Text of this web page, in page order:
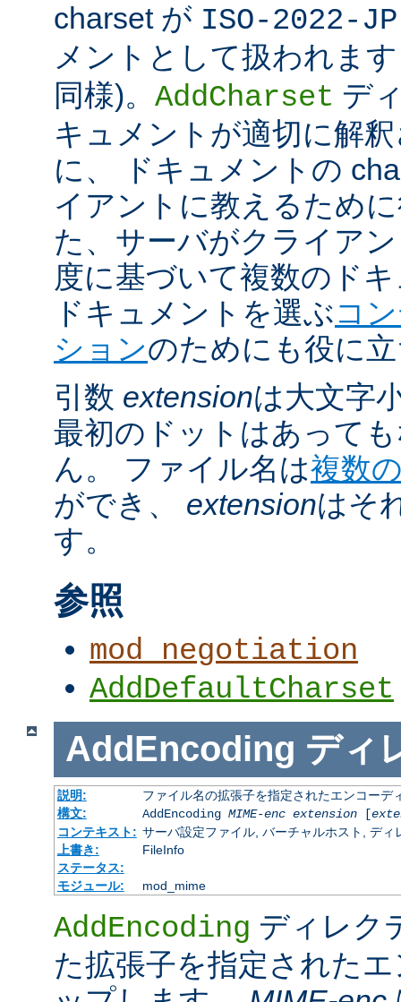
charset が ISO-2022-JP
メントとして扱われま
同様)。 AddCharset デ
キュメントが適切に解
に、 ドキュメントの
イアントに教えるため
た、サーバがクライア
度に基づいて複数のド
ドキュメントを選ぶコ
ションのためにも役に
引数 extensionは大文字
最初のドットはあって
ん。 ファイル名は複数
ができ、 extensionはそ
す。
参照
mod_negotiation
AddDefaultCharset
AddEncoding ディ
説明:
ファイル名の拡張子を指定されたエンコーデ
構文:
AddEncoding MIME-enc extension[
コンテキスト: サーバ設定ファイル, バーチャルホスト, ディ
上書き:
FileInfo
ステータス:
モジュール:
mod_mime
AddEncoding ディレク
た拡張子を指定された